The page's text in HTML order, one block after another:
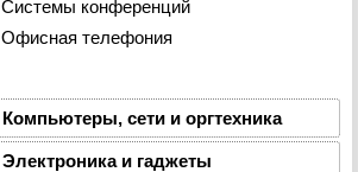
Системы конференций
Офисная телефония
Компьютеры, сети и оргтехника
Электроника и гаджеты